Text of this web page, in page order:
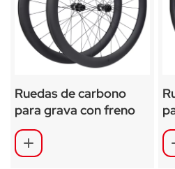
Ruedas de carbono
para grava con freno
de disco para bicicleta
de carretera 700C
para DT350